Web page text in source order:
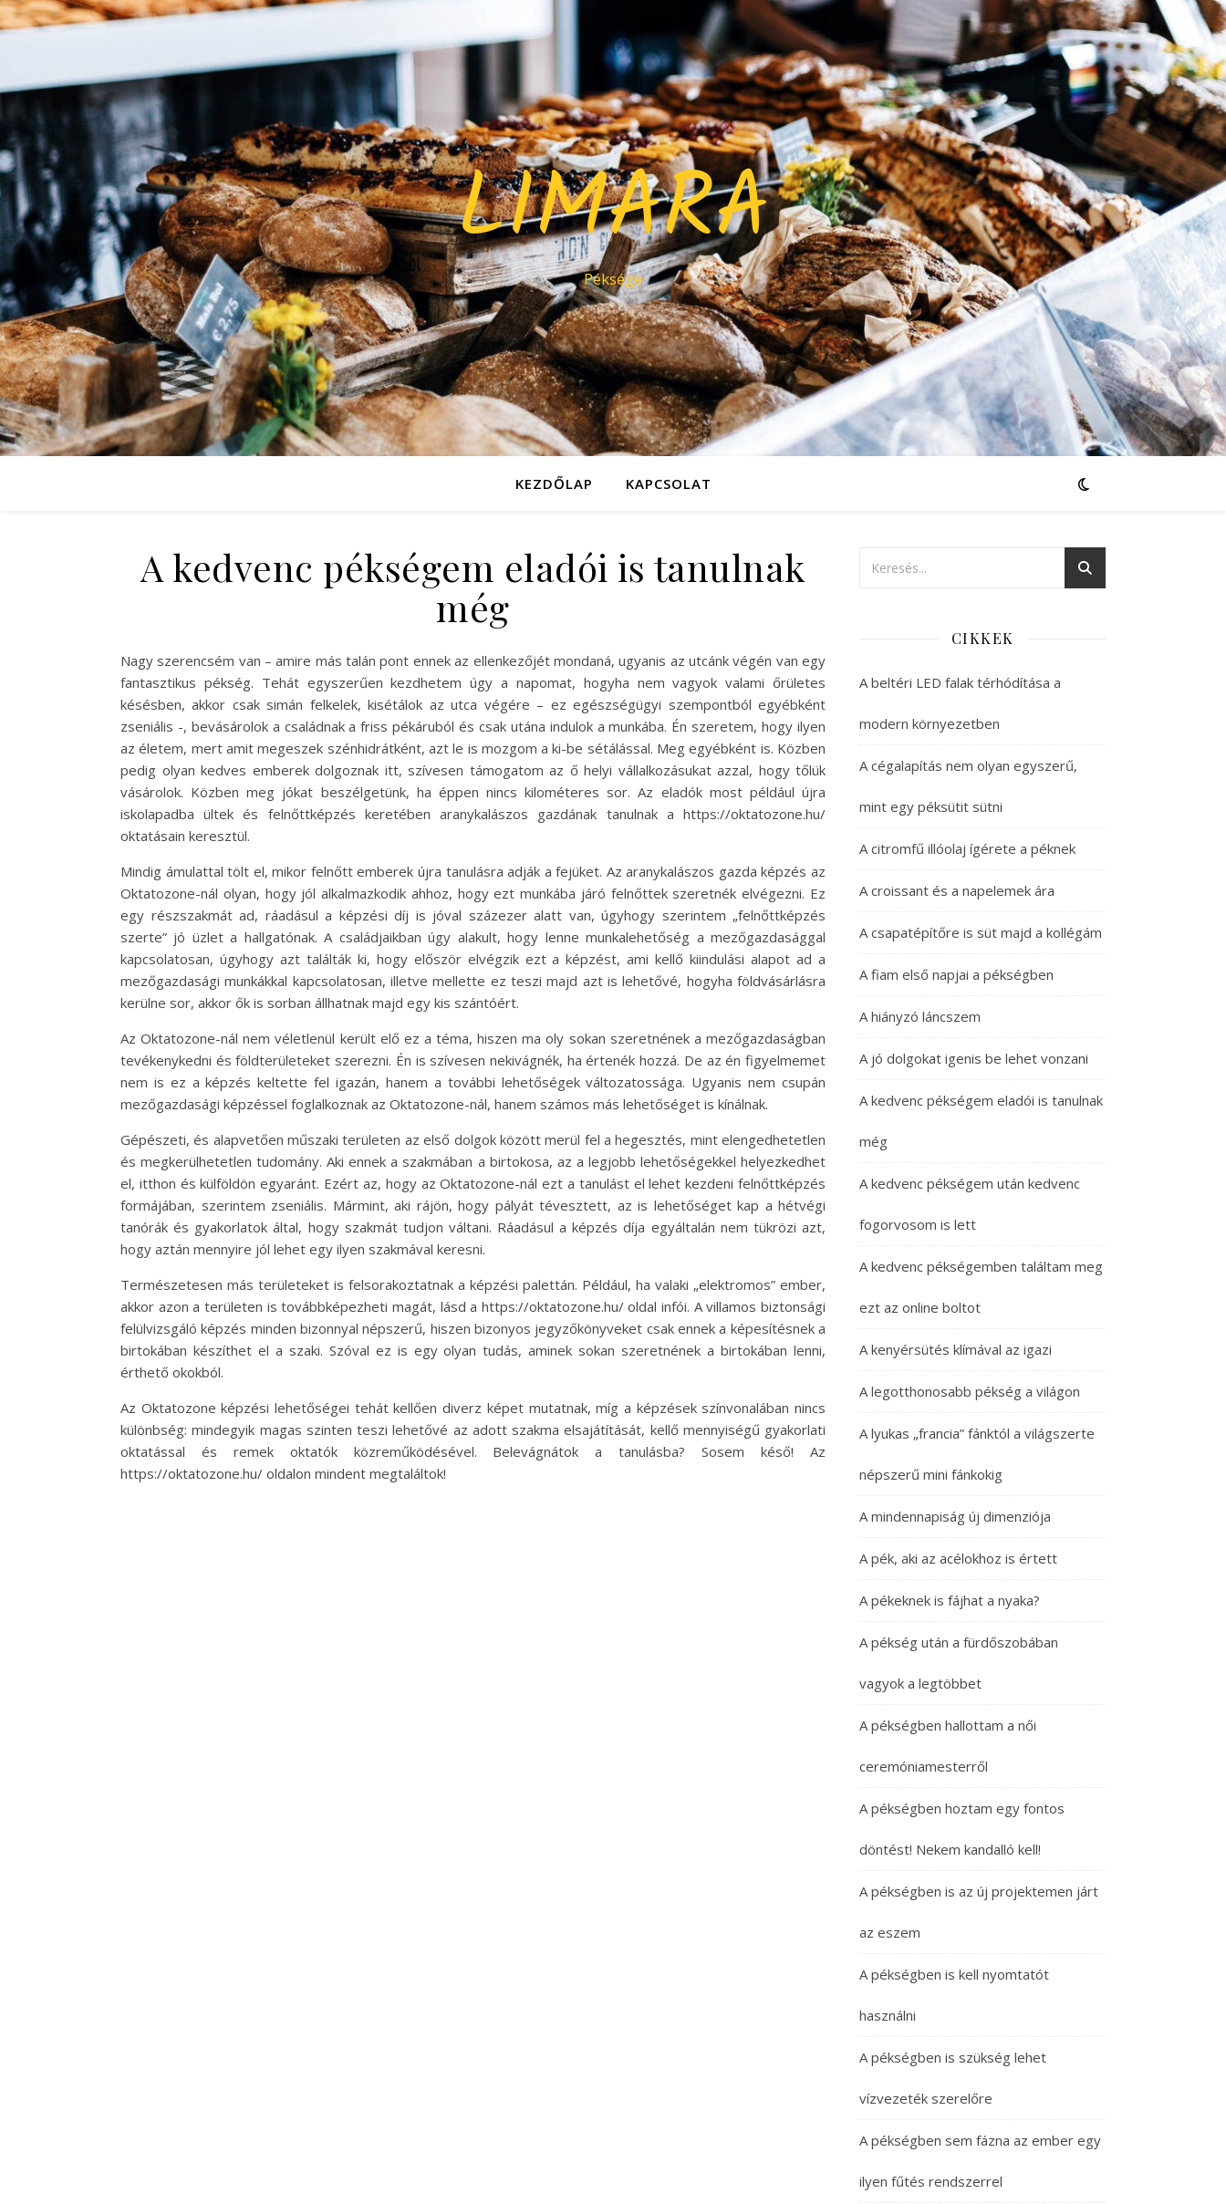
LIMARA
Péksége
KEZDŐLAP KAPCSOLAT
A kedvenc pékségem eladói is tanulnak
még
Nagy szerencsém van – amire más talán pont ennek az ellenkezőjét mondaná, ugyanis az utcánk végén van egy
fantasztikus pékség. Tehát egyszerűen kezdhetem úgy a napomat, hogyha nem vagyok valami őrületes
késésben, akkor csak simán felkelek, kisétálok az utca végére – ez egészségügyi szempontból egyébként
zseniális -, bevásárolok a családnak a friss pékáruból és csak utána indulok a munkába. Én szeretem, hogy ilyen
az életem, mert amit megeszek szénhidrátként, azt le is mozgom a ki-be sétálással. Meg egyébként is. Közben
pedig olyan kedves emberek dolgoznak itt, szívesen támogatom az ő helyi vállalkozásukat azzal, hogy tőlük
vásárolok. Közben meg jókat beszélgetünk, ha éppen nincs kilométeres sor. Az eladók most például újra
iskolapadba ültek és felnőttképzés keretében aranykalászos gazdának tanulnak a https://oktatozone.hu/
oktatásain keresztül.
Mindig ámulattal tölt el, mikor felnőtt emberek újra tanulásra adják a fejüket. Az aranykalászos gazda képzés az
Oktatozone-nál olyan, hogy jól alkalmazkodik ahhoz, hogy ezt munkába járó felnőttek szeretnék elvégezni. Ez
egy részszakmát ad, ráadásul a képzési díj is jóval százezer alatt van, úgyhogy szerintem „felnőttképzés
szerte” jó üzlet a hallgatónak. A családjaikban úgy alakult, hogy lenne munkalehetőség a mezőgazdasággal
kapcsolatosan, úgyhogy azt találták ki, hogy először elvégzik ezt a képzést, ami kellő kiindulási alapot ad a
mezőgazdasági munkákkal kapcsolatosan, illetve mellette ez teszi majd azt is lehetővé, hogyha földvásárlásra
kerülne sor, akkor ők is sorban állhatnak majd egy kis szántóért.
Az Oktatozone-nál nem véletlenül került elő ez a téma, hiszen ma oly sokan szeretnének a mezőgazdaságban
tevékenykedni és földterületeket szerezni. Én is szívesen nekivágnék, ha értenék hozzá. De az én figyelmemet
nem is ez a képzés keltette fel igazán, hanem a további lehetőségek változatossága. Ugyanis nem csupán
mezőgazdasági képzéssel foglalkoznak az Oktatozone-nál, hanem számos más lehetőséget is kínálnak.
Gépészeti, és alapvetően műszaki területen az első dolgok között merül fel a hegesztés, mint elengedhetetlen
és megkerülhetetlen tudomány. Aki ennek a szakmában a birtokosa, az a legjobb lehetőségekkel helyezkedhet
el, itthon és külföldön egyaránt. Ezért az, hogy az Oktatozone-nál ezt a tanulást el lehet kezdeni felnőttképzés
formájában, szerintem zseniális. Mármint, aki rájön, hogy pályát tévesztett, az is lehetőséget kap a hétvégi
tanórák és gyakorlatok által, hogy szakmát tudjon váltani. Ráadásul a képzés díja egyáltalán nem tükrözi azt,
hogy aztán mennyire jól lehet egy ilyen szakmával keresni.
Természetesen más területeket is felsorakoztatnak a képzési palettán. Például, ha valaki „elektromos” ember,
akkor azon a területen is továbbképezheti magát, lásd a https://oktatozone.hu/ oldal infói. A villamos biztonsági
felülvizsgáló képzés minden bizonnyal népszerű, hiszen bizonyos jegyzőkönyveket csak ennek a képesítésnek a
birtokában készíthet el a szaki. Szóval ez is egy olyan tudás, aminek sokan szeretnének a birtokában lenni,
érthető okokból.
Az Oktatozone képzési lehetőségei tehát kellően diverz képet mutatnak, míg a képzések színvonalában nincs
különbség: mindegyik magas szinten teszi lehetővé az adott szakma elsajátítását, kellő mennyiségű gyakorlati
oktatással és remek oktatók közreműködésével. Belevágnátok a tanulásba? Sosem késő! Az
https://oktatozone.hu/ oldalon mindent megtaláltok!
CIKKEK
A beltéri LED falak térhódítása a
modern környezetben
A cégalapítás nem olyan egyszerű,
mint egy péksütit sütni
A citromfű illóolaj ígérete a péknek
A croissant és a napelemek ára
A csapatépítőre is süt majd a kollégám
A fiam első napjai a pékségben
A hiányzó láncszem
A jó dolgokat igenis be lehet vonzani
A kedvenc pékségem eladói is tanulnak
még
A kedvenc pékségem után kedvenc
fogorvosom is lett
A kedvenc pékségemben találtam meg
ezt az online boltot
A kenyérsütés klímával az igazi
A legotthonosabb pékség a világon
A lyukas „francia” fánktól a világszerte
népszerű mini fánkokig
A mindennapiság új dimenziója
A pék, aki az acélokhoz is értett
A pékeknek is fájhat a nyaka?
A pékség után a fürdőszobában
vagyok a legtöbbet
A pékségben hallottam a női
ceremóniamesterről
A pékségben hoztam egy fontos
döntést! Nekem kandalló kell!
A pékségben is az új projektemen járt
az eszem
A pékségben is kell nyomtatót
használni
A pékségben is szükség lehet
vízvezeték szerelőre
A pékségben sem fázna az ember egy
ilyen fűtés rendszerrel